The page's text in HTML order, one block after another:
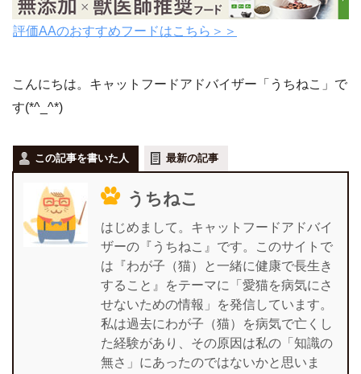
評価AAのおすすめフードはこちら＞＞
こんにちは。キャットフードアドバイザー「うちねこ」で
す(*^_^*)
この記事を書いた人 最新の記事
うちねこ
はじめまして。キャットフードアドバイ
ザーの『うちねこ』です。このサイトで
は『わが子（猫）と一緒に健康で長生き
すること』をテーマに「愛猫を病気にさ
せないための情報」を発信しています。
私は過去にわが子（猫）を病気で亡くし
た経験があり、その原因は私の「知識の
無さ」にあったのではないかと思いま